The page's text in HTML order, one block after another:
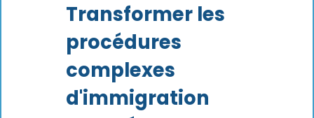
Transformer les
procédures
complexes
d'immigration